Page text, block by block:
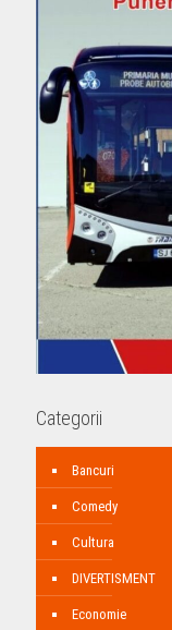
Categorii
Bancuri
Comedy
Cultura
DIVERTISMENT
Economie